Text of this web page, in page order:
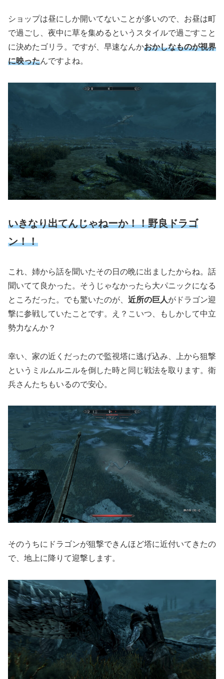
ショップは昼にしか開いてないことが多いので、お昼は町
で過ごし、夜中に草を集めるというスタイルで過ごすこと
に決めたゴリラ。ですが、早速なんかおかしなものが視界
に映ったんですよね。
いきなり出てんじゃねーか！！野良ドラゴ
ン！！
これ、姉から話を聞いたその日の晩に出ましたからね。話
聞いてて良かった。そうじゃなかったら大パニックになる
ところだった。でも驚いたのが、 近所の巨人がドラゴン迎
撃に参戦していたことです。え？こいつ、もしかして中立
勢力なんか？
幸い、家の近くだったので監視塔に逃げ込み、上から狙撃
というミルムルニルを倒した時と同じ戦法を取ります。衛
兵さんたちもいるので安心。
そのうちにドラゴンが狙撃できんほど塔に近付いてきたの
で、地上に降りて迎撃します。